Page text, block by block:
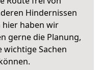
Hindernissen
hier haben wir
gerne die Planung,
wichtige Sachen